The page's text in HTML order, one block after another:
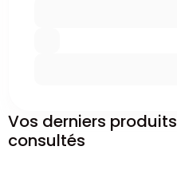
Vos derniers produits
consultés